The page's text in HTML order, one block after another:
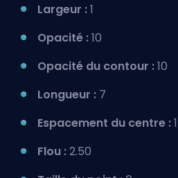
Largeur :1
Opacité :10
Opacité du contour :10
Longueur : 7
Espacement du centre :1
Flou :2.50